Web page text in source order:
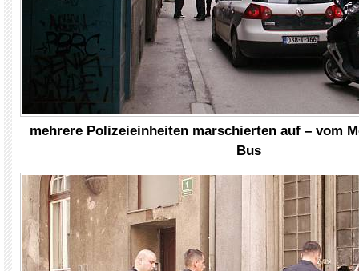
mehrere Polizeieinheiten marschierten auf – vom
Bus